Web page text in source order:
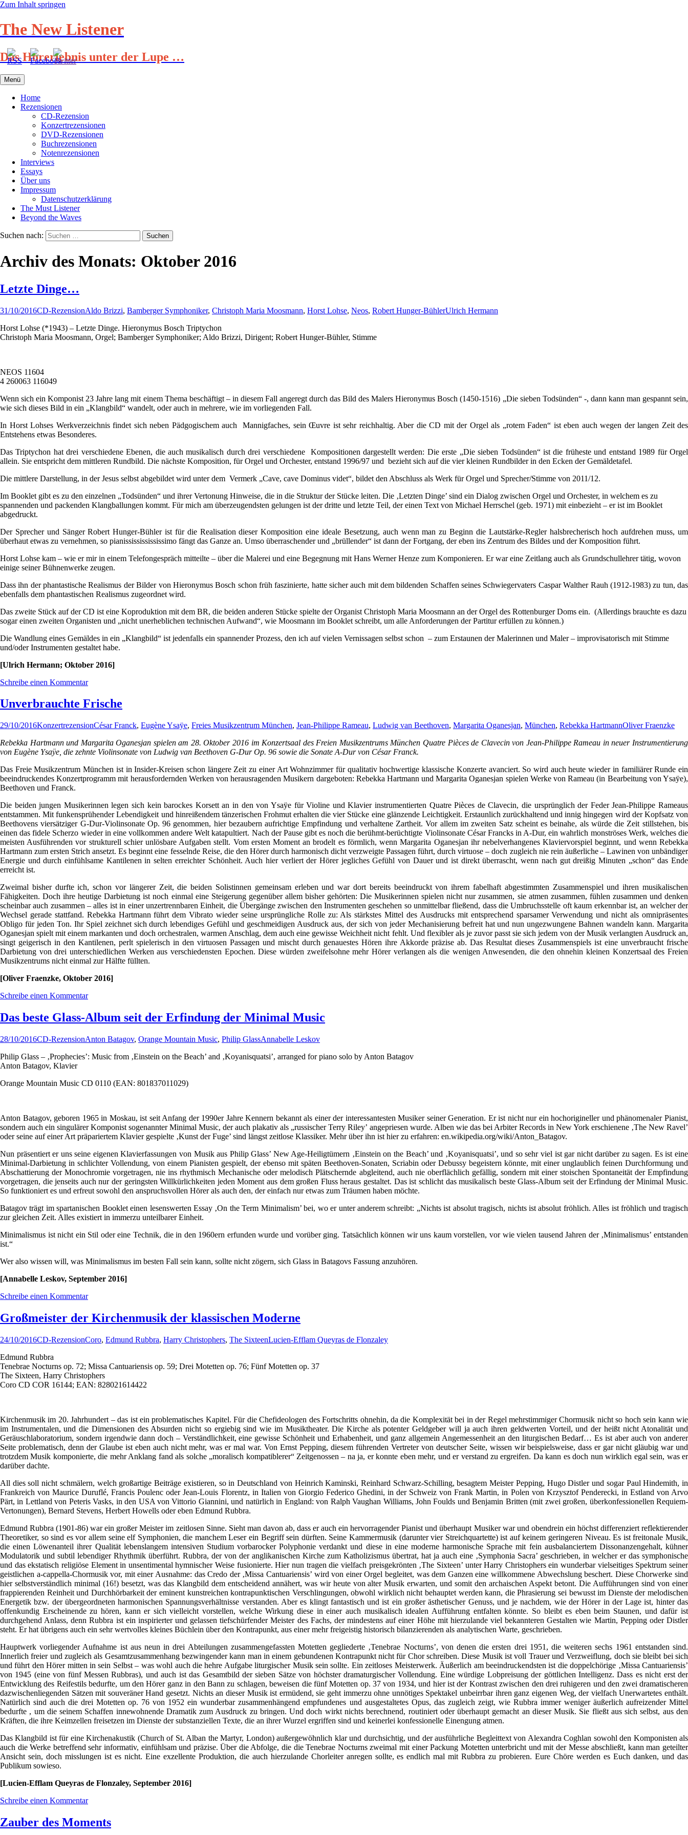
Zum Inhalt springen
The New Listener
Das Hörerlebnis unter der Lupe …
Menü
Home
Rezensionen
CD-Rezension
Konzertrezensionen
DVD-Rezensionen
Buchrezensionen
Notenrezensionen
Interviews
Essays
Über uns
Impressum
Datenschutzerklärung
The Must Listener
Beyond the Waves
Suchen nach:
Archiv des Monats: Oktober 2016
Letzte Dinge…
31/10/2016CD-RezensionAldo Brizzi, Bamberger Symphoniker, Christoph Maria Moosmann, Horst Lohse, Neos, Robert Hunger-BühlerUlrich Hermann
Horst Lohse (*1943) – Letzte Dinge. Hieronymus Bosch Triptychon
Christoph Maria Moosmann, Orgel; Bamberger Symphoniker; Aldo Brizzi, Dirigent; Robert Hunger-Bühler, Stimme
NEOS 11604
4 260063 116049
Wenn sich ein Komponist 23 Jahre lang mit einem Thema beschäftigt – in diesem Fall angeregt durch das Bild des Malers Hieronymus Bosch (1450-1516) „Die sieben Todsünden“ -, dann kann man gespannt sein,
wie sich dieses Bild in ein „Klangbild“ wandelt, oder auch in mehrere, wie im vorliegenden Fall.
In Horst Lohses Werkverzeichnis findet sich neben Pädgogischem auch Mannigfaches, sein Œuvre ist sehr reichhaltig. Aber die CD mit der Orgel als „rotem Faden“ ist eben auch wegen der langen Zeit des
Entstehens etwas Besonderes.
Das Triptychon hat drei verschiedene Ebenen, die auch musikalisch durch drei verschiedene Kompositionen dargestellt werden: Die erste „Die sieben Todsünden“ ist die früheste und entstand 1989 für Orgel
allein. Sie entspricht dem mittleren Rundbild. Die nächste Komposition, für Orgel und Orchester, entstand 1996/97 und bezieht sich auf die vier kleinen Rundbilder in den Ecken der Gemäldetafel.
Die mittlere Darstellung, in der Jesus selbst abgebildet wird unter dem Vermerk „Cave, cave Dominus videt“, bildet den Abschluss als Werk für Orgel und Sprecher/Stimme von 2011/12.
Im Booklet gibt es zu den einzelnen „Todsünden“ und ihrer Vertonung Hinweise, die in die Struktur der Stücke leiten. Die ‚Letzten Dinge’ sind ein Dialog zwischen Orgel und Orchester, in welchem es zu
spannenden und packenden Klangballungen kommt. Für mich am überzeugendsten gelungen ist der dritte und letzte Teil, der einen Text von Michael Herrschel (geb. 1971) mit einbezieht – er ist im Booklet
abgedruckt.
Der Sprecher und Sänger Robert Hunger-Bühler ist für die Realisation dieser Komposition eine ideale Besetzung, auch wenn man zu Beginn die Lautstärke-Regler halsbrecherisch hoch aufdrehen muss, um
überhaut etwas zu vernehmen, so pianissississississimo fängt das Ganze an. Umso überraschender und „brüllender“ ist dann der Fortgang, der eben ins Zentrum des Bildes und der Komposition führt.
Horst Lohse kam – wie er mir in einem Telefongespräch mitteilte – über die Malerei und eine Begegnung mit Hans Werner Henze zum Komponieren. Er war eine Zeitlang auch als Grundschullehrer tätig, wovon
einige seiner Bühnenwerke zeugen.
Dass ihn der phantastische Realismus der Bilder von Hieronymus Bosch schon früh faszinierte, hatte sicher auch mit dem bildenden Schaffen seines Schwiegervaters Caspar Walther Rauh (1912-1983) zu tun, das
ebenfalls dem phantastischen Realismus zugeordnet wird.
Das zweite Stück auf der CD ist eine Koproduktion mit dem BR, die beiden anderen Stücke spielte der Organist Christoph Maria Moosmann an der Orgel des Rottenburger Doms ein. (Allerdings brauchte es dazu
sogar einen zweiten Organisten und „nicht unerheblichen technischen Aufwand“, wie Moosmann im Booklet schreibt, um alle Anforderungen der Partitur erfüllen zu können.)
Die Wandlung eines Gemäldes in ein „Klangbild“ ist jedenfalls ein spannender Prozess, den ich auf vielen Vernissagen selbst schon – zum Erstaunen der Malerinnen und Maler – improvisatorisch mit Stimme
und/oder Instrumenten gestaltet habe.
[Ulrich Hermann; Oktober 2016]
Schreibe einen Kommentar
Unverbrauchte Frische
29/10/2016KonzertrezensionCésar Franck, Eugène Ysaÿe, Freies Musikzentrum München, Jean-Philippe Rameau, Ludwig van Beethoven, Margarita Oganesjan, München, Rebekka HartmannOliver Fraenzke
Rebekka Hartmann und Margarita Oganesjan spielen am 28. Oktober 2016 im Konzertsaal des Freien Musikzentrums München Quatre Pièces de Clavecin von Jean-Philippe Rameau in neuer Instrumentierung
von Eugène Ysaÿe, die zehnte Violinsonate von Ludwig van Beethoven G-Dur Op. 96 sowie die Sonate A-Dur von César Franck.
Das Freie Musikzentrum München ist in Insider-Kreisen schon längere Zeit zu einer Art Wohnzimmer für qualitativ hochwertige klassische Konzerte avanciert. So wird auch heute wieder in familiärer Runde ein
beeindruckendes Konzertprogramm mit herausfordernden Werken von herausragenden Musikern dargeboten: Rebekka Hartmann und Margarita Oganesjan spielen Werke von Rameau (in Bearbeitung von Ysaÿe),
Beethoven und Franck.
Die beiden jungen Musikerinnen legen sich kein barockes Korsett an in den von Ysaÿe für Violine und Klavier instrumentierten Quatre Pièces de Clavecin, die ursprünglich der Feder Jean-Philippe Rameaus
entstammen. Mit funkensprühender Lebendigkeit und hinreißendem tänzerischen Frohmut erhalten die vier Stücke eine glänzende Leichtigkeit. Erstaunlich zurückhaltend und innig hingegen wird der Kopfsatz von
Beethovens viersätziger G-Dur-Violinsonate Op. 96 genommen, hier bezaubern aufrichtige Empfindung und verhaltene Zartheit. Vor allem im zweiten Satz scheint es beinahe, als würde die Zeit stillstehen, bis
einen das fidele Scherzo wieder in eine vollkommen andere Welt katapultiert. Nach der Pause gibt es noch die berühmt-berüchtigte Violinsonate César Francks in A-Dur, ein wahrlich monströses Werk, welches die
meisten Ausführenden vor strukturell schier unlösbare Aufgaben stellt. Vom ersten Moment an brodelt es förmlich, wenn Margarita Oganesjan ihr nebelverhangenes Klaviervorspiel beginnt, und wenn Rebekka
Hartmann zum ersten Strich ansetzt. Es beginnt eine fesselnde Reise, die den Hörer durch harmonisch dicht verzweigte Passagen führt, durch virtuose – doch zugleich nie rein äußerliche – Lawinen von unbändiger
Energie und durch einfühlsame Kantilenen in selten erreichter Schönheit. Auch hier verliert der Hörer jegliches Gefühl von Dauer und ist direkt überrascht, wenn nach gut dreißig Minuten „schon“ das Ende
erreicht ist.
Zweimal bisher durfte ich, schon vor längerer Zeit, die beiden Solistinnen gemeinsam erleben und war dort bereits beeindruckt von ihrem fabelhaft abgestimmten Zusammenspiel und ihren musikalischen
Fähigkeiten. Doch ihre heutige Darbietung ist noch einmal eine Steigerung gegenüber allem bisher gehörten: Die Musikerinnen spielen nicht nur zusammen, sie atmen zusammen, fühlen zusammen und denken
scheinbar auch zusammen – alles ist in einer unzertrennbaren Einheit, die Übergänge zwischen den Instrumenten geschehen so unmittelbar fließend, dass die Umbruchsstelle oft kaum erkennbar ist, an welcher der
Wechsel gerade stattfand. Rebekka Hartmann führt dem Vibrato wieder seine ursprüngliche Rolle zu: Als stärkstes Mittel des Ausdrucks mit entsprechend sparsamer Verwendung und nicht als omnipräsentes
Obligo für jeden Ton. Ihr Spiel zeichnet sich durch lebendiges Gefühl und geschmeidigen Ausdruck aus, der sich von jeder Mechanisierung befreit hat und nun ungezwungene Bahnen wandeln kann. Margarita
Oganesjan spielt mit einem markanten und doch orchestralen, warmen Anschlag, dem auch eine gewisse Weichheit nicht fehlt. Und flexibler als je zuvor passt sie sich jedem von der Musik verlangten Ausdruck an,
singt geigerisch in den Kantilenen, perlt spielerisch in den virtuosen Passagen und mischt durch genauestes Hören ihre Akkorde präzise ab. Das Resultat dieses Zusammenspiels ist eine unverbraucht frische
Darbietung von drei unterschiedlichen Werken aus verschiedensten Epochen. Diese würden zweifelsohne mehr Hörer verlangen als die wenigen Anwesenden, die den ohnehin kleinen Konzertsaal des Freien
Musikzentrums nicht einmal zur Hälfte füllten.
[Oliver Fraenzke, Oktober 2016]
Schreibe einen Kommentar
Das beste Glass-Album seit der Erfindung der Minimal Music
28/10/2016CD-RezensionAnton Batagov, Orange Mountain Music, Philip GlassAnnabelle Leskov
Philip Glass – ‚Prophecies’: Music from ‚Einstein on the Beach’ and ‚Koyanisquatsi’, arranged for piano solo by Anton Batagov
Anton Batagov, Klavier
Orange Mountain Music CD 0110 (EAN: 801837011029)
Anton Batagov, geboren 1965 in Moskau, ist seit Anfang der 1990er Jahre Kennern bekannt als einer der interessantesten Musiker seiner Generation. Er ist nicht nur ein hochorigineller und phänomenaler Pianist,
sondern auch ein singulärer Komponist sogenannter Minimal Music, der auch plakativ als „russischer Terry Riley’ angepriesen wurde. Alben wie das bei Arbiter Records in New York erschienene ‚The New Ravel’
oder seine auf einer Art präpariertem Klavier gespielte ‚Kunst der Fuge’ sind längst zeitlose Klassiker. Mehr über ihn ist hier zu erfahren: en.wikipedia.org/wiki/Anton_Batagov.
Nun präsentiert er uns seine eigenen Klavierfassungen von Musik aus Philip Glass’ New Age-Heiligtümern ‚Einstein on the Beach’ und ‚Koyanisquatsi’, und so sehr viel ist gar nicht darüber zu sagen. Es ist eine
Minimal-Darbietung in schlichter Vollendung, von einem Pianisten gespielt, der ebenso mit späten Beethoven-Sonaten, Scriabin oder Debussy begeistern könnte, mit einer unglaublich feinen Durchformung und
Abschattierung der Monochromie vorgetragen, nie ins rhythmisch Mechanische oder melodisch Plätschernde abgleitend, auch nie oberflächlich gefällig, sondern mit einer stoischen Spontaneität der Empfindung
vorgetragen, die jenseits auch nur der geringsten Willkürlichkeiten jeden Moment aus dem großen Fluss heraus gestaltet. Das ist schlicht das musikalisch beste Glass-Album seit der Erfindung der Minimal Music.
So funktioniert es und erfreut sowohl den anspruchsvollen Hörer als auch den, der einfach nur etwas zum Träumen haben möchte.
Batagov trägt im spartanischen Booklet einen lesenswerten Essay ‚On the Term Minimalism’ bei, wo er unter anderem schreibt: „Nichts ist absolut tragisch, nichts ist absolut fröhlich. Alles ist fröhlich und tragisch
zur gleichen Zeit. Alles existiert in immerzu unteilbarer Einheit.
Minimalismus ist nicht ein Stil oder eine Technik, die in den 1960ern erfunden wurde und vorüber ging. Tatsächlich können wir uns kaum vorstellen, vor wie vielen tausend Jahren der ‚Minimalismus’ entstanden
ist.“
Wer also wissen will, was Minimalismus im besten Fall sein kann, sollte nicht zögern, sich Glass in Batagovs Fassung anzuhören.
[Annabelle Leskov, September 2016]
Schreibe einen Kommentar
Großmeister der Kirchenmusik der klassischen Moderne
24/10/2016CD-RezensionCoro, Edmund Rubbra, Harry Christophers, The SixteenLucien-Efflam Queyras de Flonzaley
Edmund Rubbra
Tenebrae Nocturns op. 72; Missa Cantuariensis op. 59; Drei Motetten op. 76; Fünf Motetten op. 37
The Sixteen, Harry Christophers
Coro CD COR 16144; EAN: 828021614422
Kirchenmusik im 20. Jahrhundert – das ist ein problematisches Kapitel. Für die Chefideologen des Fortschritts ohnehin, da die Komplexität bei in der Regel mehrstimmiger Chormusik nicht so hoch sein kann wie
im Instrumentalen, und die Dimensionen des Absurden nicht so ergiebig sind wie im Musiktheater. Die Kirche als potenter Geldgeber will ja auch ihren geldwerten Vorteil, und der heißt nicht Atonalität und
Geräuschlaboratorium, sondern irgendwie dann doch – Verständlichkeit, eine gewisse Schönheit und Erhabenheit, und ganz allgemein Angemessenheit an den liturgischen Bedarf… Es ist aber auch von anderer
Seite problematisch, denn der Glaube ist eben auch nicht mehr, was er mal war. Von Ernst Pepping, diesem führenden Vertreter von deutscher Seite, wissen wir beispielsweise, dass er gar nicht gläubig war und
trotzdem Musik komponierte, die mehr Anklang fand als solche „moralisch kompatiblerer“ Zeitgenossen – na ja, er konnte eben mehr, und er verstand zu ergreifen. Da kann es doch nun wirklich egal sein, was er
darüber dachte.
All dies soll nicht schmälern, welch großartige Beiträge existieren, so in Deutschland von Heinrich Kaminski, Reinhard Schwarz-Schilling, besagtem Meister Pepping, Hugo Distler und sogar Paul Hindemith, in
Frankreich von Maurice Duruflé, Francis Poulenc oder Jean-Louis Florentz, in Italien von Giorgio Federico Ghedini, in der Schweiz von Frank Martin, in Polen von Krzysztof Penderecki, in Estland von Arvo
Pärt, in Lettland von Peteris Vasks, in den USA von Vittorio Giannini, und natürlich in England: von Ralph Vaughan Williams, John Foulds und Benjamin Britten (mit zwei großen, überkonfessionellen Requiem-
Vertonungen), Bernard Stevens, Herbert Howells oder eben Edmund Rubbra.
Edmund Rubbra (1901-86) war ein großer Meister im zeitlosen Sinne. Sieht man davon ab, dass er auch ein hervorragender Pianist und überhaupt Musiker war und obendrein ein höchst differenziert reflektierender
Theoretiker, so sind es vor allem seine elf Symphonien, die manchem Leser ein Begriff sein dürften. Seine Kammermusik (darunter vier Streichquartette) ist auf keinem geringeren Niveau. Es ist freitonale Musik,
die einen Löwenanteil ihrer Qualität lebenslangem intensiven Studium vorbarocker Polyphonie verdankt und diese in eine moderne harmonische Sprache mit fein ausbalanciertem Dissonanzengehalt, kühner
Modulatorik und subtil lebendiger Rhythmik überführt. Rubbra, der von der anglikanischen Kirche zum Katholizismus übertrat, hat ja auch eine ‚Symphonia Sacra’ geschrieben, in welcher er das symphonische
und das ekstatisch religiöse Element in unsentimental hymnischer Weise fusionierte. Hier nun tragen die vielfach preisgekrönten ‚The Sixteen’ unter Harry Christophers ein wunderbar vielseitiges Spektrum seiner
geistlichen a-cappella-Chormusik vor, mit einer Ausnahme: das Credo der ‚Missa Cantuariensis’ wird von einer Orgel begleitet, was dem Ganzen eine willkommene Abwechslung beschert. Diese Chorwerke sind
hier selbstverständlich minimal (16!) besetzt, was das Klangbild dem entscheidend annähert, was wir heute von alter Musik erwarten, und somit den archaischen Aspekt betont. Die Aufführungen sind von einer
frappierenden Reinheit und Durchhörbarkeit der eminent kunstreichen kontrapunktischen Verschlingungen, obwohl wirklich nicht behauptet werden kann, die Phrasierung sei bewusst im Dienste der melodischen
Energetik bzw. der übergeordneten harmonischen Spannungsverhältnisse verstanden. Aber es klingt fantastisch und ist ein großer ästhetischer Genuss, und je nachdem, wie der Hörer in der Lage ist, hinter das
offenkundig Erscheinende zu hören, kann er sich vielleicht vorstellen, welche Wirkung diese in einer auch musikalisch idealen Aufführung entfalten könnte. So bleibt es eben beim Staunen, und dafür ist
durchgehend Anlass, denn Rubbra ist ein inspirierter und gelassen tiefschürfender Meister des Fachs, der mindestens auf einer Höhe mit hierzulande viel bekannteren Gestalten wie Martin, Pepping oder Distler
steht. Er hat übrigens auch ein sehr wertvolles kleines Büchlein über den Kontrapunkt, aus einer mehr freigeistig historisch bilanzierenden als analytischen Warte, geschrieben.
Hauptwerk vorliegender Aufnahme ist aus neun in drei Abteilungen zusammengefassten Motetten gegliederte ‚Tenebrae Nocturns’, von denen die ersten drei 1951, die weiteren sechs 1961 entstanden sind.
Innerlich freier und zugleich als Gesamtzusammenhang bezwingender kann man in einem gebundenen Kontrapunkt nicht für Chor schreiben. Diese Musik ist voll Trauer und Verzweiflung, doch sie bleibt bei sich
und führt den Hörer mitten in sein Selbst – was wohl auch die hehre Aufgabe liturgischer Musik sein sollte. Ein zeitloses Meisterwerk. Äußerlich am beeindruckendsten ist die doppelchörige ‚Missa Cantuariensis’
von 1945 (eine von fünf Messen Rubbras), und auch ist das Gesamtbild der sieben Sätze von höchster dramaturgischer Vollendung. Eine würdige Lobpreisung der göttlichen Intelligenz. Dass es nicht erst der
Entwicklung des Reifestils bedurfte, um den Hörer ganz in den Bann zu schlagen, beweisen die fünf Motetten op. 37 von 1934, und hier ist der Kontrast zwischen den drei ruhigeren und den zwei dramatischeren
dazwischenliegenden Sätzen mit souveräner Hand gesetzt. Nichts an dieser Musik ist ermüdend, sie geht immerzu ohne unnötiges Spektakel unbeirrbar ihren ganz eigenen Weg, der vielfach Unerwartetes enthält.
Natürlich sind auch die drei Motetten op. 76 von 1952 ein wunderbar zusammenhängend empfundenes und ausgestaltetes Opus, das zugleich zeigt, wie Rubbra immer weniger äußerlich aufreizender Mittel
bedurfte , um die seinem Schaffen innewohnende Dramatik zum Ausdruck zu bringen. Und doch wirkt nichts berechnend, routiniert oder überhaupt gemacht an dieser Musik. Sie fließt aus sich selbst, aus den
Kräften, die ihre Keimzellen freisetzen im Dienste der substanziellen Texte, die an ihrer Wurzel ergriffen sind und keinerlei konfessionelle Einengung atmen.
Das Klangbild ist für eine Kirchenakustik (Church of St. Alban the Martyr, London) außergewöhnlich klar und durchsichtig, und der ausführliche Begleittext von Alexandra Coghlan sowohl den Komponisten als
auch die Werke betreffend sehr informativ, einfühlsam und präzise. Über die Abfolge, die die Tenebrae Nocturns zweimal mit einer Packung Motetten unterbricht und mit der Messe abschließt, kann man geteilter
Ansicht sein, doch misslungen ist es nicht. Eine exzellente Produktion, die auch hierzulande Chorleiter anregen sollte, es endlich mal mit Rubbra zu probieren. Eure Chöre werden es Euch danken, und das
Publikum sowieso.
[Lucien-Efflam Queyras de Flonzaley, September 2016]
Schreibe einen Kommentar
Zauber des Moments